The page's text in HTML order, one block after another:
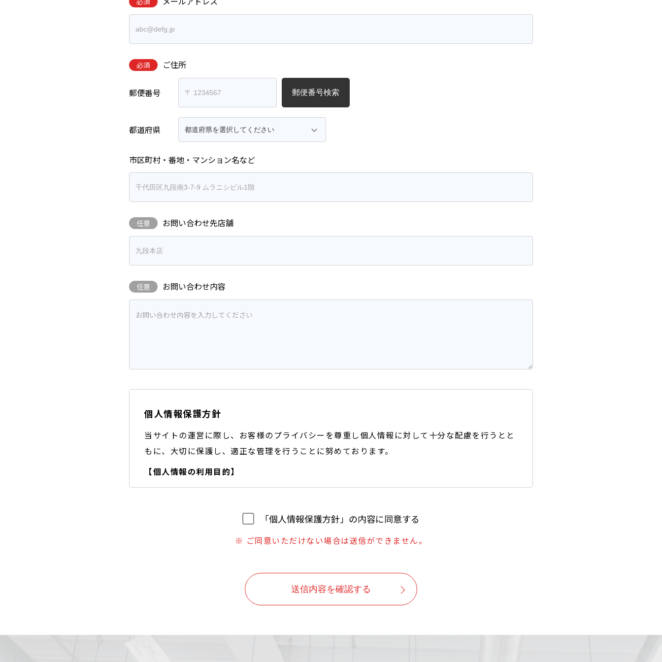
必須 ご住所
郵便番号 郵便番号検索
都道府県
市区町村・番地・マンション名など
任意 お問い合わせ先店舗
任意 お問い合わせ内容
個人情報保護方針
当サイトの運営に際し、お客様のプライバシーを尊重し個人情報に対して十分な配慮を行うとと
もに、大切に保護し、適正な管理を行うことに努めております。
【個人情報の利用目的】
・取得した個人情報は、ご本人の同意なしに目的以外では利用しません。
・情報が漏洩しないよう対策を講じ、従業員だけでなく委託業者も監督します。
・ご本人からの求めに応じ情報を開示します。
・公開された個人情報が事実と異なる場合、訂正や削除に応じます。
「個人情報保護方針」の内容に同意する
※ ご同意いただけない場合は送信ができません。
送信内容を確認する